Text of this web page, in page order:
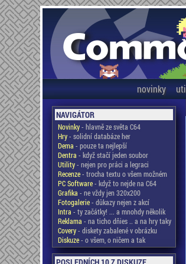
novinky
NAVIGÁTOR
Novinky- hlavně ze světa C64
Hry- solidní databáze her
Dema - pouze ta nejlepší
Dentra - když stačí jeden soubor
Utility- nejen pro práci a legraci
Recenze- trocha textu o všem možném
PC Software- když to nejde na C64
Grafika - ne vždy jen 320x200
Fotogalerie- důkazy nejen z akcí
Intra - ty začátky! ... a mnohdy několik
Reklama - na ticho dňies .. a na hry taky
Covery- diskety zabalené v obrázku
Diskuze- o všem, o ničem a tak